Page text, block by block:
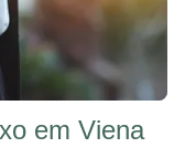
em Viena